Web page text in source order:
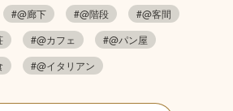
#@廊下 #@階段
#@客間
#@カフェ
#@パン屋
#@イタリアン